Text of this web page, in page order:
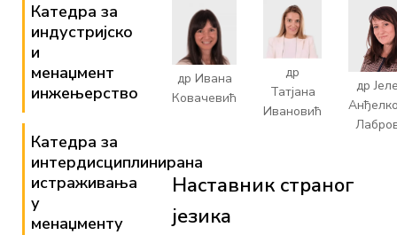
Катедра за
индустријско
и
менаџмент
инжењерство
Катедра за
интердисциплинирана
истраживања
у
менаџменту
др Ивана
Ковачевић
др
Татјана
Ивановић
др
Наставник страног
језика